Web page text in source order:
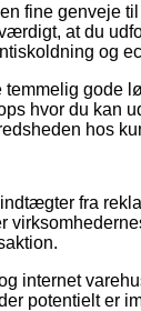
fine genveje
at du
og
gode
hvor du kan
hos
fra
internet
potentielt er